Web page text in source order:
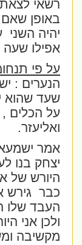
רשאי לצאת
באופן שאם
יהיה השני
אפילו שעה
על פי
הנערים :
שעד שהוא
על הכלים ,
ואליעזר.
אמר
יצחק בנו
היורש של
כבר גירש
העבד שלו
ולכן אני
מקשיבה